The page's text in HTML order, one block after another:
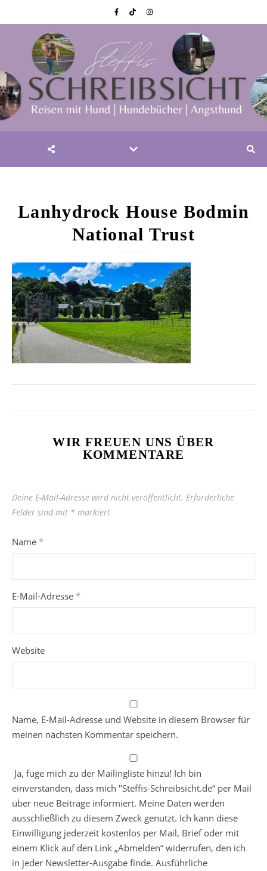
Lanhydrock House Bodmin
National Trust
WIR FREUEN UNS ÜBER
KOMMENTARE
Deine E-Mail-Adresse wird nicht veröffentlicht. Erforderliche
Felder sind mit * markiert
Name *
E-Mail-Adresse *
Website
Name, E-Mail-Adresse und Website in diesem Browser für
meinen nächsten Kommentar speichern.
Ja, füge mich zu der Mailingliste hinzu! Ich bin
einverstanden, dass mich "Steffis-Schreibsicht.de“ per Mail
über neue Beiträge informiert. Meine Daten werden
ausschließlich zu diesem Zweck genutzt. Ich kann diese
Einwilligung jederzeit kostenlos per Mail, Brief oder mit
einem Klick auf den Link „Abmelden“ widerrufen, den ich
in jeder Newsletter-Ausgabe finde. Ausführliche